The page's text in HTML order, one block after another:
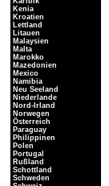
Kenia
Kroatien
Lettland
Litauen
Malaysien
Malta
Marokko
Mazedonien
Mexico
Namibia
Neu Seeland
Niederlande
Nord-Irland
Norwegen
Österreich
Paraguay
Philippinen
Polen
Portugal
Rußland
Schottland
Schweden